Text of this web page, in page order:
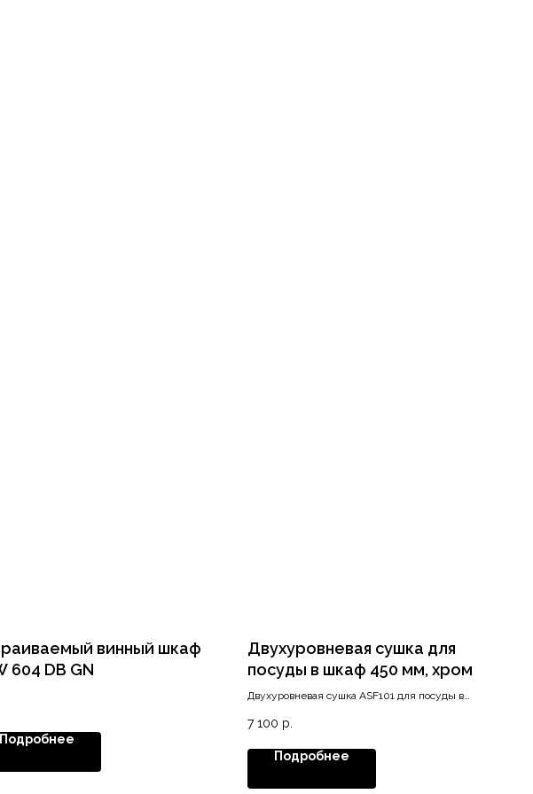
винный шкаф
604 DB GN
Подробнее
Двухуровневая сушка для
посуды в шкаф 450 мм, хром
Двухуровневая сушка ASF101 для посуды в
7 100 р.
Подробнее